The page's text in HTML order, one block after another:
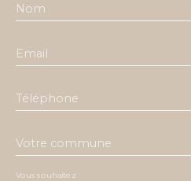
Nom
Email
Téléphone
Votre commune
Vous souhaitez